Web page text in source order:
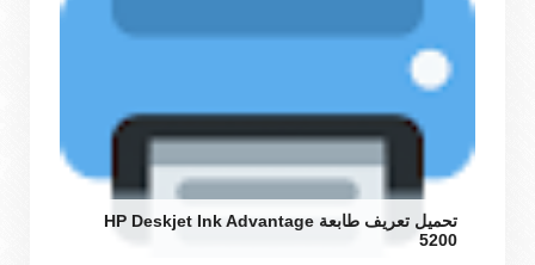
تحميل تعريف طابعة HP Deskjet Ink Advantage
5200